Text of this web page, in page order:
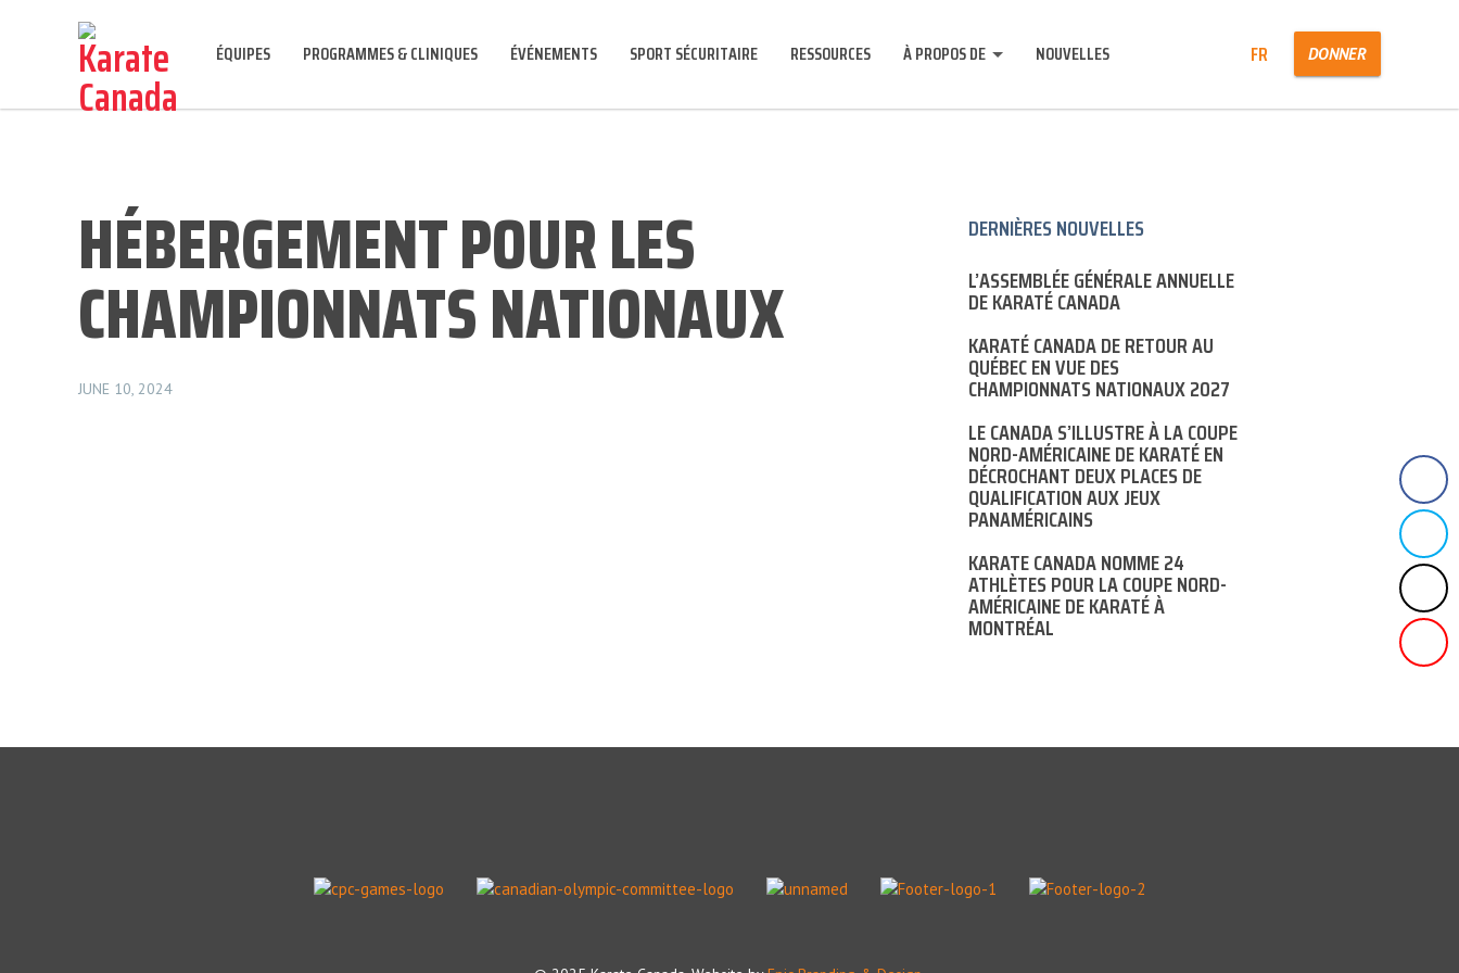
ÉQUIPES PROGRAMMES & CLINIQUES ÉVÉNEMENTS SPORT SÉCURITAIRE RESSOURCES À PROPOS DE NOUVELLES Rechercher:FR DONNER
HÉBERGEMENT POUR LES
CHAMPIONNATS NATIONAUX
JUNE 10, 2024
DERNIÈRES NOUVELLES
L’ASSEMBLÉE GÉNÉRALE ANNUELLE
DE KARATÉ CANADA
KARATÉ CANADA DE RETOUR AU
QUÉBEC EN VUE DES
CHAMPIONNATS NATIONAUX 2027
LE CANADA S’ILLUSTRE À LA COUPE
NORD-AMÉRICAINE DE KARATÉ EN
DÉCROCHANT DEUX PLACES DE
QUALIFICATION AUX JEUX
PANAMÉRICAINS
KARATE CANADA NOMME 24
ATHLÈTES POUR LA COUPE NORD-
AMÉRICAINE DE KARATÉ À
MONTRÉAL